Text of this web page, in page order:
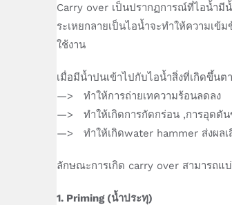
Carry over เป็นปรากฏการณ์ที่ไอน้ำมี
ระเหยกลายเป็นไอน้ำจะทำให้ความเ
ใช้งาน
เมื่อมีน้ำปนเข้าไปกับไอน้ำสิ่งที่เกิดขึ้นต
—> ทำให้การถ่ายเทความร้อนลดลง
—> ทำให้เกิดการกัดกร่อน ,การอุดตัน
—> ทำให้เกิดwater hammer ส่งผล
ลักษณะการเกิด carry over สามารถแ
1. Priming (น้ำประทุ)